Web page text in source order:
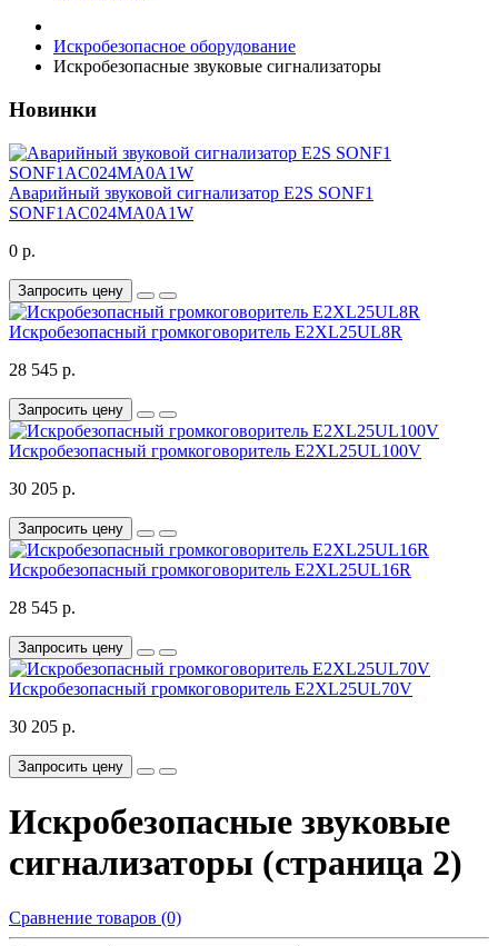
Искробезопасное оборудование
Искробезопасные звуковые сигнализаторы
Новинки
Аварийный звуковой сигнализатор E2S SONF1
SONF1AC024MA0A1W
0 р.
Запросить цену
Искробезопасный громкоговоритель E2XL25UL8R
28 545 р.
Запросить цену
Искробезопасный громкоговоритель E2XL25UL100V
30 205 р.
Запросить цену
Искробезопасный громкоговоритель E2XL25UL16R
28 545 р.
Запросить цену
Искробезопасный громкоговоритель E2XL25UL70V
30 205 р.
Запросить цену
Искробезопасные звуковые
сигнализаторы (страница 2)
Сравнение товаров (0)